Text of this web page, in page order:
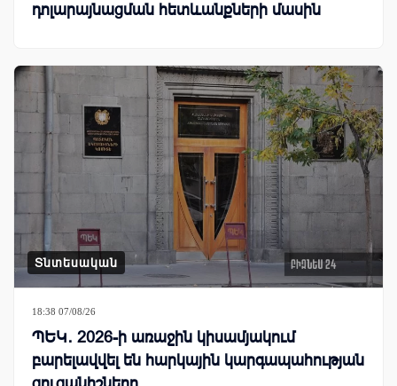
դոլարայնացման հետևանքների մասին
Տնտեսական
18:38 07/08/26
ՊԵԿ․ 2026-ի առաջին կիսամյակում
բարելավվել են հարկային կարգապահության